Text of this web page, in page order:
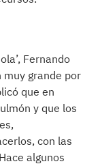
Fernando
muy grande por
que en
y que los
con las
algunos